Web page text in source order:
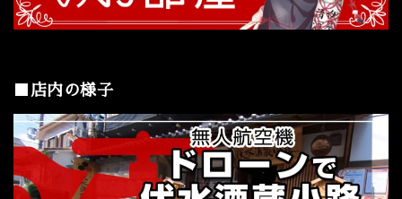
■店内の様子